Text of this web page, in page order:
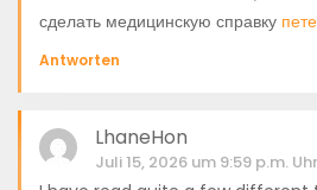
сделать медицинскую справку
Antworten
LhaneHon
Juli 15, 2026 um 9:59 p.m. Uhr